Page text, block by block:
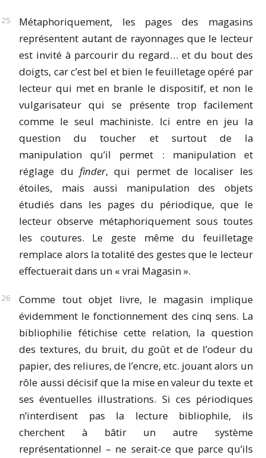
Métaphoriquement, les pages des magasins
représentent autant de rayonnages que le lecteur
est invité à parcourir du regard… et du bout des
doigts, car c’est bel et bien le feuilletage opéré par
lecteur qui met en branle le dispositif, et non le
vulgarisateur qui se présente trop facilement
comme le seul machiniste. Ici entre en jeu la
question du toucher et surtout de la
manipulation qu’il permet : manipulation et
réglage dufinder, qui permet de localiser les
étoiles, mais aussi manipulation des objets
étudiés dans les pages du périodique, que le
lecteur observe métaphoriquement sous toutes
les coutures. Le geste même du feuilletage
remplace alors la totalité des gestes que le lecteur
effectuerait dans un « vrai Magasin ».
Comme tout objet livre, le magasin implique
évidemment le fonctionnement des cinq sens. La
bibliophilie fétichise cette relation, la question
des textures, du bruit, du goût et de l’odeur du
papier, des reliures, de l’encre, etc. jouant alors un
rôle aussi décisif que la mise en valeur du texte et
ses éventuelles illustrations. Si ces périodiques
n’interdisent pas la lecture bibliophile, ils
cherchent à bâtir un autre système
représentationnel – ne serait-ce que parce qu’ils